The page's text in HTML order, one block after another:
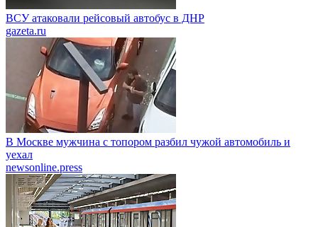
ВСУ атаковали рейсовый автобус в ДНР
gazeta.ru
В Москве мужчина с топором разбил чужой автомобиль и
уехал
newsonline.press